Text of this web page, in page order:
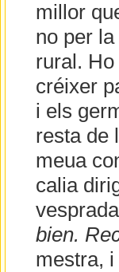
millor
no per
rural.
créixer
i els
resta de
meua
calia
bien.
mestra, i